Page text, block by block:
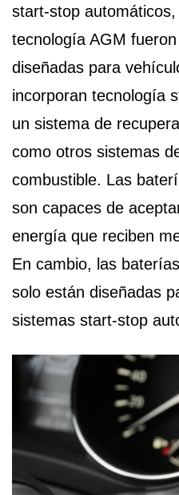
start-stop
tecnología AGM
diseñadas para
incorporan tecnología
un sistema de
como otros sistemas
combustible. Las
son capaces de
energía que reciben
En cambio, las
solo están diseñadas
sistemas start-stop